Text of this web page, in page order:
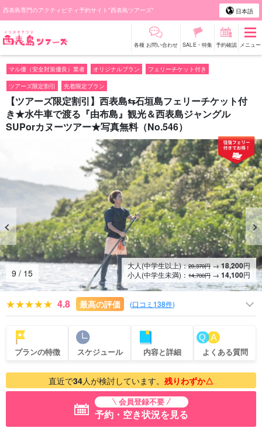
西表島専門のアクティビティ予約サイト"西表島ツアーズ" 日本語
各種 お問い合わせ SALE・特集 予約確認 メニュー
マル優（安全対策優良）業者 オリジナルプラン フェリーチケット付き
ツアーズ限定割引 先着限定プラン
【ツアーズ限定割引】西表島⇆石垣島フェリーチケット付
き★水牛車で渡る『由布島』観光＆西表島ジャングル
SUPorカヌーツアー★写真無料（No.546）
9 / 15
大人(中学生以上)：20,370円→ 18,200円
小人(中学生未満)： 14,700円 → 14,100円
4.8 最高の評価 (口コミ138件)
プランの特徴 スケジュール 内容と詳細 よくある質問
直近で34人が検討しています。 残りわずか△
会員登録不要
予約・空き状況を見る